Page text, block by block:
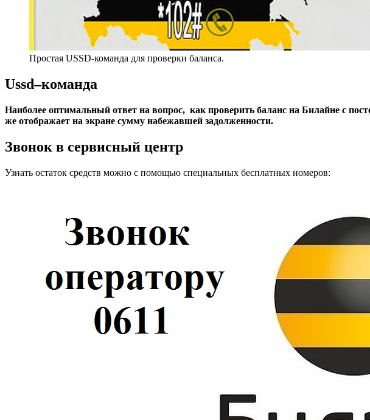
Простая USSD-команда для проверки баланса.
Ussd–команда
Наиболее оптимальный ответ на вопрос, как проверить баланс на Билайне с
же отображает на экране сумму набежавшей задолженности.
Звонок в сервисный центр
Узнать остаток средств можно с помощью специальных бесплатных номеров: